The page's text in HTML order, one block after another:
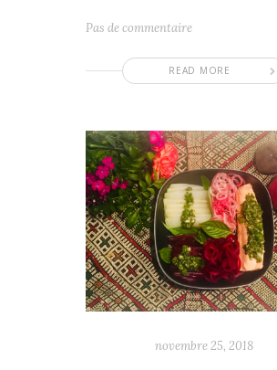
READ MORE
Pas de commentaire
novembre 25, 2018